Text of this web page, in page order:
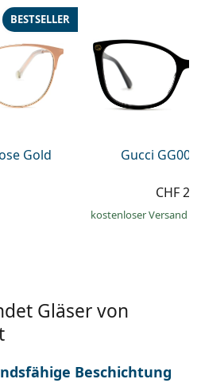
Gold
BESTSELLER
Gucci
CHF
kostenloser Versand
Gläser von
Beschichtung